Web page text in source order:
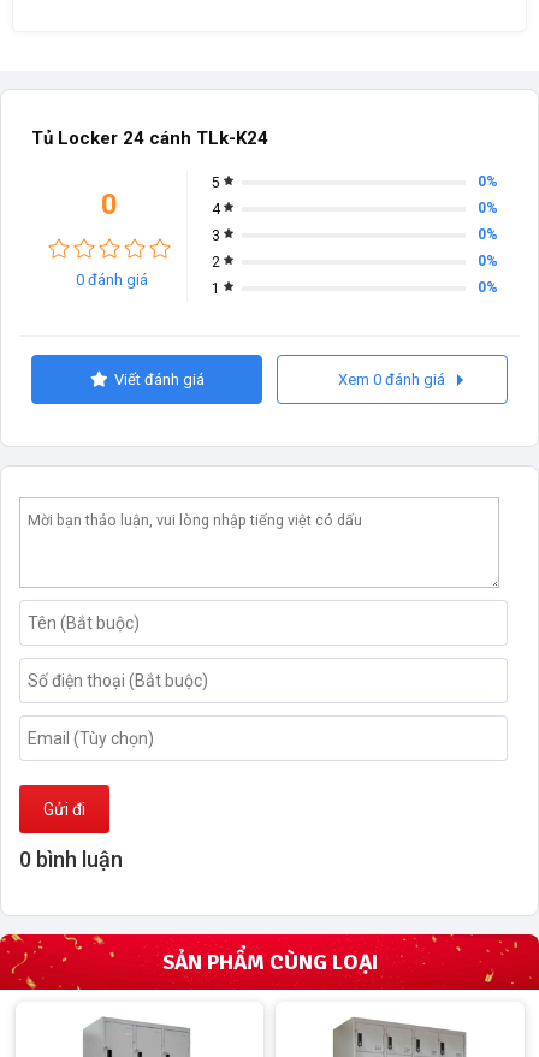
Tủ Locker 24 cánh TLk-K24
0
0 đánh giá
5
0%
4
0%
3
0%
2
0%
1
0%
Viết đánh giá Xem 0 đánh giá
Gửi đi
0 bình luận
SẢN PHẨM CÙNG LOẠI